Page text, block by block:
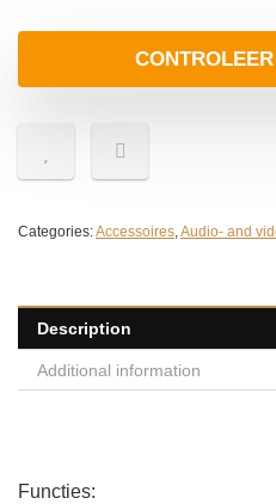
Categories:Accessoires,Audio- and
Description
Additional information
Functies: